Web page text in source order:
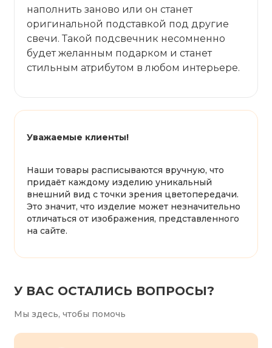
наполнить заново или он станет
оригинальной подставкой под другие
свечи. Такой подсвечник несомненно
будет желанным подарком и станет
стильным атрибутом в любом интерьере.
Уважаемые клиенты!
Наши товары расписываются вручную, что
придаёт каждому изделию уникальный
внешний вид с точки зрения цветопередачи.
Это значит, что изделие может незначительно
отличаться от изображения, представленного
на сайте.
У ВАС ОСТАЛИСЬ ВОПРОСЫ?
Мы здесь, чтобы помочь